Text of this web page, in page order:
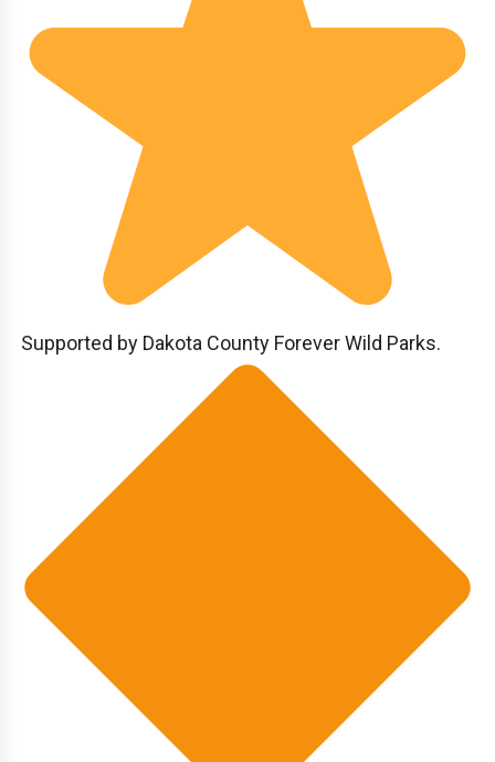
Supported by Dakota County Forever Wild Parks.